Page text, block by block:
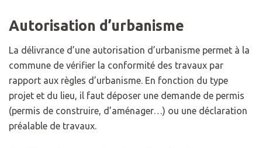
Autorisation d’urbanisme
La délivrance d’une autorisation d’urbanisme permet à la
commune de vérifier la conformité des travaux par
rapport aux règles d’urbanisme. En fonction du type
projet et du lieu, il faut déposer une demande de permis
(permis de construire, d’aménager…) ou une déclaration
préalable de travaux.